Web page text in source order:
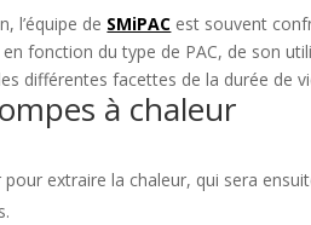
l’équipe de SMiPAC est souvent
fonction du type de PAC, de son
différentes facettes de la durée de
à chaleur
pour extraire la chaleur, qui sera